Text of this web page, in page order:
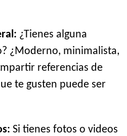
¿Tienes alguna
¿Moderno, minimalista,
referencias de
te gusten puede ser
Si tienes fotos o videos